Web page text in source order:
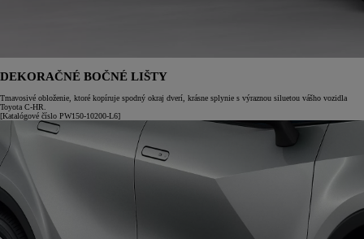
DEKORAČNÉ BOČNÉ LIŠTY
Tmavosivé obloženie, ktoré kopíruje spodný okraj dverí, krásne splynie s výraznou siluetou vášho vozidla
Toyota C-HR.
[Katalógové číslo PW150-10200-L6]